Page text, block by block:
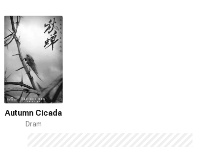
Autumn Cicada
Dram